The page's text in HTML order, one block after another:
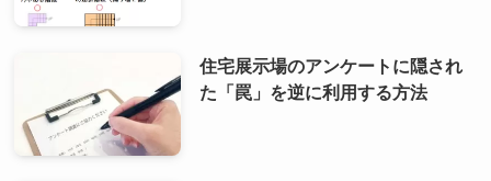
住宅展示場のアンケートに隠され
た「罠」を逆に利用する方法